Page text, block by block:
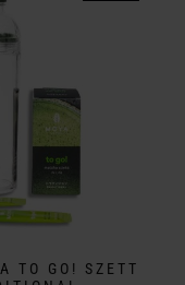
TO GO! SZETT